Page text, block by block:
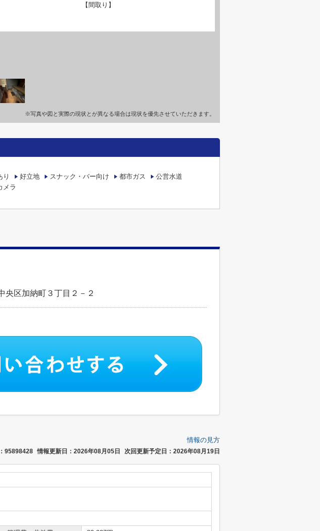
【間取り】
※写真や図と実際の現状とが異なる場合は現状を優先させていただきます。
り 好立地 スナック・バー向け 都市ガス
公営水道
メラ
央区加納町３丁目２－２
情報の見方
95898428 情報更新日：2026年08月05日 次回更新予定日：2026年08月19日